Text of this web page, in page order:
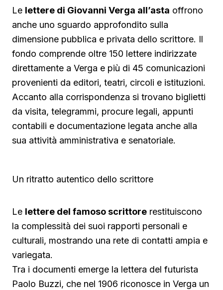
Le lettere di Giovanni Verga all’asta offrono
anche uno sguardo approfondito sulla
dimensione pubblica e privata dello scrittore. Il
fondo comprende oltre 150 lettere indirizzate
direttamente a Verga e più di 45 comunicazioni
provenienti da editori, teatri, circoli e istituzioni.
Accanto alla corrispondenza si trovano biglietti
da visita, telegrammi, procure legali, appunti
contabili e documentazione legata anche alla
sua attività amministrativa e senatoriale.
Un ritratto autentico dello scrittore
Le lettere del famoso scrittore restituiscono
la complessità dei suoi rapporti personali e
culturali, mostrando una rete di contatti ampia e
variegata.
Tra i documenti emerge la lettera del futurista
Paolo Buzzi, che nel 1906 riconosce in Verga un